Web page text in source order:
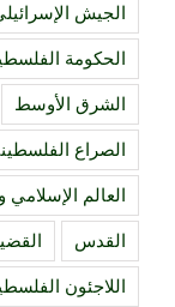
الجيش
الحكومة
الشرق الأوسط
الصراع
العالم
القدس
اللاجئون